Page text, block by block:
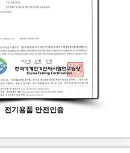
전기용품 안전인증